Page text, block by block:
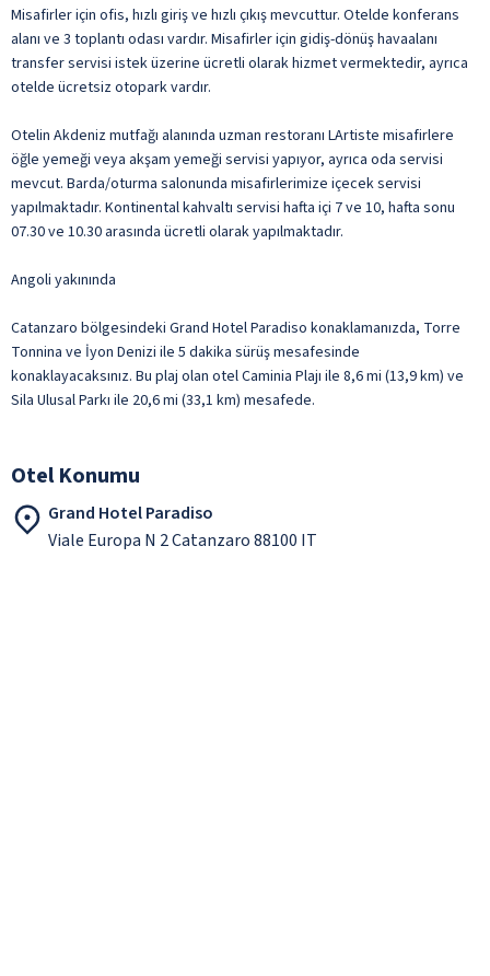
Misafirler için ofis, hızlı giriş ve hızlı çıkış mevcuttur. Otelde konferans
alanı ve 3 toplantı odası vardır. Misafirler için gidiş-dönüş havaalanı
transfer servisi istek üzerine ücretli olarak hizmet vermektedir, ayrıca
otelde ücretsiz otopark vardır.
Otelin Akdeniz mutfağı alanında uzman restoranı LArtiste misafirlere
öğle yemeği veya akşam yemeği servisi yapıyor, ayrıca oda servisi
mevcut. Barda/oturma salonunda misafirlerimize içecek servisi
yapılmaktadır. Kontinental kahvaltı servisi hafta içi 7 ve 10, hafta sonu
07.30 ve 10.30 arasında ücretli olarak yapılmaktadır.
Angoli yakınında
Catanzaro bölgesindeki Grand Hotel Paradiso konaklamanızda, Torre
Tonnina ve İyon Denizi ile 5 dakika sürüş mesafesinde
konaklayacaksınız. Bu plaj olan otel Caminia Plajı ile 8,6 mi (13,9 km) ve
Sila Ulusal Parkı ile 20,6 mi (33,1 km) mesafede.
Otel Konumu
Grand Hotel Paradiso
Viale Europa N 2 Catanzaro 88100 IT